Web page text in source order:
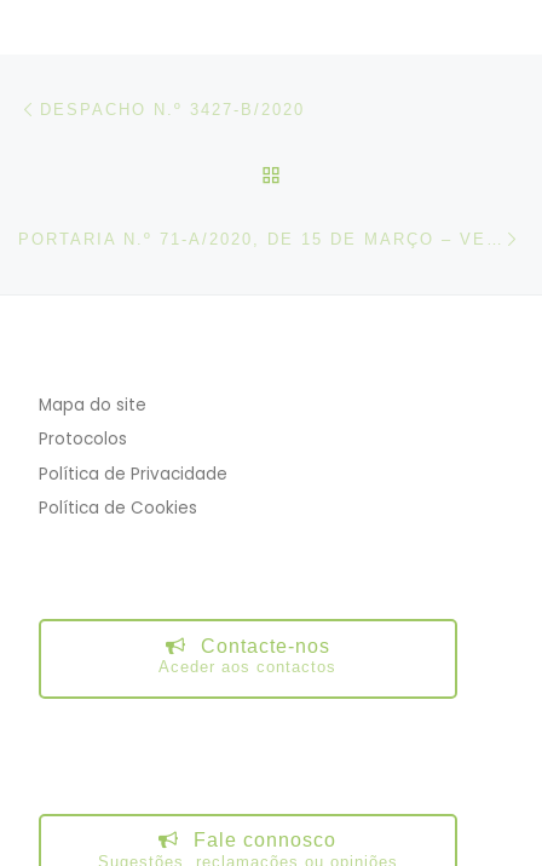
Post navigation
DESPACHO N.º 3427-B/2020
Mapa do site
Protocolos
Política de Privacidade
Política de Cookies
Contacte-nos
Aceder aos contactos
Fale connosco
Sugestões, reclamações ou opiniões